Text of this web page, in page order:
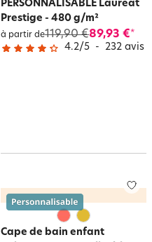
PERSONNALISABLE Lauréat
Prestige - 480 g/m²
à partir de119,90 €89,93 €*
4.2/5 - 232 avis
Cape de bain enfant